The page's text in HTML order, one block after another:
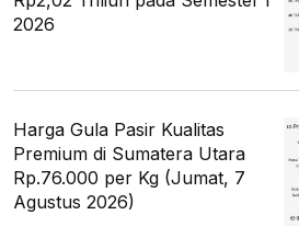
2026
Harga Gula Pasir Kualitas
Premium di Sumatera Utara
Rp.76.000 per Kg (Jumat, 7
Agustus 2026)